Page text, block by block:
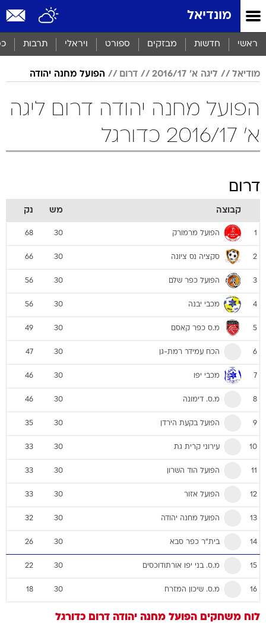
מונדיאל
ראשי חדשות מבזקים ספורט ויראלי תרבות
מודיאל ליגה א' 2016/17 דרום הפועל מחנה יהודה
הפועל מחנה יהודה דרום ליגה
א' 2016/17 כדורגל
דרום
קבוצה מש נק
1 הפועל מרמורק 30
68
2 סקציה נס ציונה 30
66
3 הפועל כפר שלם 30
56
4 מכבי יבנה 30
56
5 מ.ס כפר קאסם 30
49
6 הכח עמידר רמת-גן 30
47
7 מכבי יפו 30
46
8 מ.ס. דימונה 30
46
9 הפועל בקעת הירדן 30
35
10 עירוני קרית גת 30
33
11 הפועל הוד השרון 30
33
12 הפועל אזור 30
33
13 הפועל מחנה יהודה 30
32
14 בית"ר כפר סבא 30
26
15 מ.ס. בני יפו אורתודוכסים 30
22
16 מ.ס. שיכון המזרח 30
18
לוח משחקים הפועל מחנה יהודה דרום כדורגל